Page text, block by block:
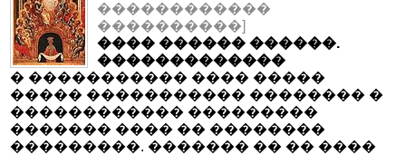
������������
����������]
���� ������ ������.
�������������
� ����������� ���� �����
����� ����������� �������� �
������������ ���������
������� ���� �� ��������
���������. ������� �� �� ����